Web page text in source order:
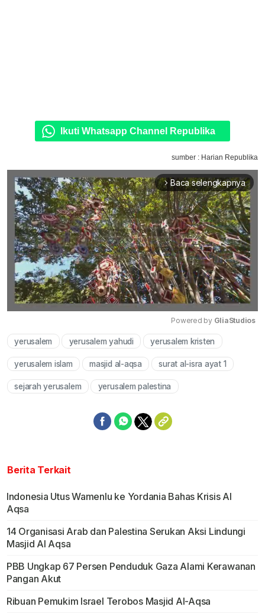
Ikuti Whatsapp Channel Republika
sumber : Harian Republika
arrow_forward_ios Baca selengkapnya
Mute
Powered by GliaStudios
yerusalem yerusalem yahudi yerusalem kristen
yerusalem islam masjid al-aqsa surat al-isra ayat 1
sejarah yerusalem yerusalem palestina
Berita Terkait
Indonesia Utus Wamenlu ke Yordania Bahas Krisis Al
Aqsa
14 Organisasi Arab dan Palestina Serukan Aksi Lindungi
Masjid Al Aqsa
PBB Ungkap 67 Persen Penduduk Gaza Alami Kerawanan
Pangan Akut
Ribuan Pemukim Israel Terobos Masjid Al-Aqsa